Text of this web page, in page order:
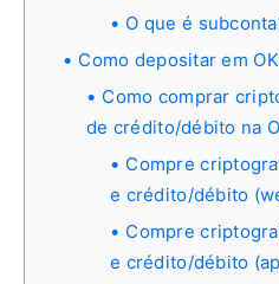
O que é
Como depositar em
Como comprar
de crédito/débito na
Compre
e crédito/débito
Compre
e crédito/débito